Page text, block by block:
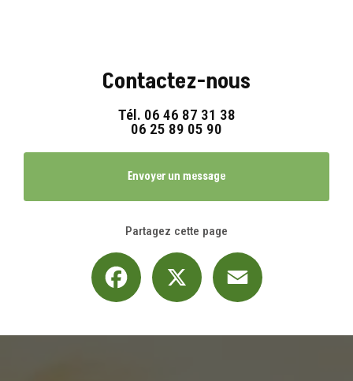
Contactez-nous
Tél. 06 46 87 31 38
06 25 89 05 90
Envoyer un message
Partagez cette page
Facebook